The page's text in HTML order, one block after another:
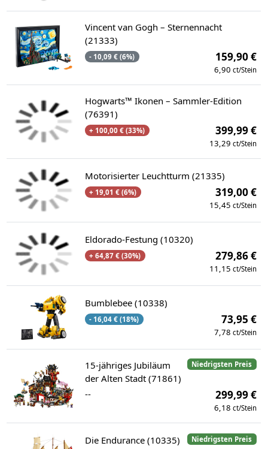
Vincent van Gogh – Sternennacht
(21333)
- 10,09 € (6%) 159,90 €
6,90 ct/Stein
Hogwarts™ Ikonen – Sammler-Edition
(76391)
+ 100,00 € (33%) 399,99 €
13,29 ct/Stein
Motorisierter Leuchtturm (21335)
+ 19,01 € (6%) 319,00 €
15,45 ct/Stein
Eldorado-Festung (10320)
+ 64,87 € (30%) 279,86 €
11,15 ct/Stein
Bumblebee (10338)
- 16,04 € (18%) 73,95 €
7,78 ct/Stein
Niedrigsten Preis
15-jähriges Jubiläum
der Alten Stadt (71861)
--
299,99 €
6,18 ct/Stein
Niedrigsten Preis
Die Endurance (10335)